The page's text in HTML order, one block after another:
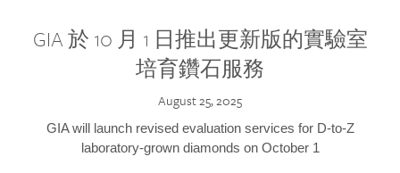
GIA 於 10 月 1 日推出更新版的實驗室
培育鑽石服務
August 25, 2025
GIA will launch revised evaluation services for D-to-Z
laboratory-grown diamonds on October 1